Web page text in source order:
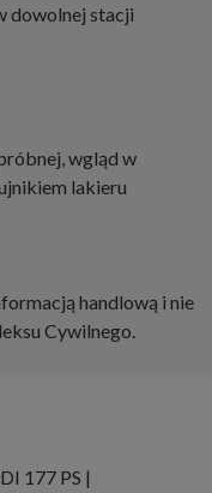
dowolnej stacji
wgląd w
lakieru
handlową i nie
Cywilnego.
177 PS |